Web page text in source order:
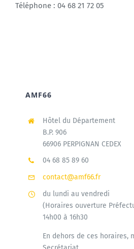
Téléphone : 04 68 21 72 05
AMF66
Hôtel du Département
B.P. 906
66906 PERPIGNAN CEDEX
04 68 85 89 60
contact@amf66.fr
du lundi au vendredi
(Horaires ouverture
14h00 à 16h30
En dehors de ces horaires,